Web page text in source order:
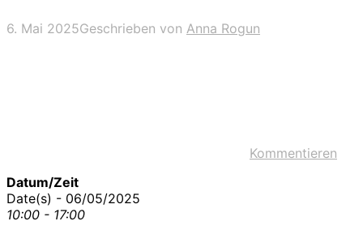
6. Mai 2025Geschrieben von Anna Rogun
Kommentieren
Datum/Zeit
Date(s) - 06/05/2025
10:00 - 17:00